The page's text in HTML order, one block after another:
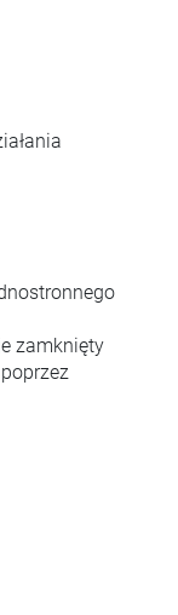
zamknięty